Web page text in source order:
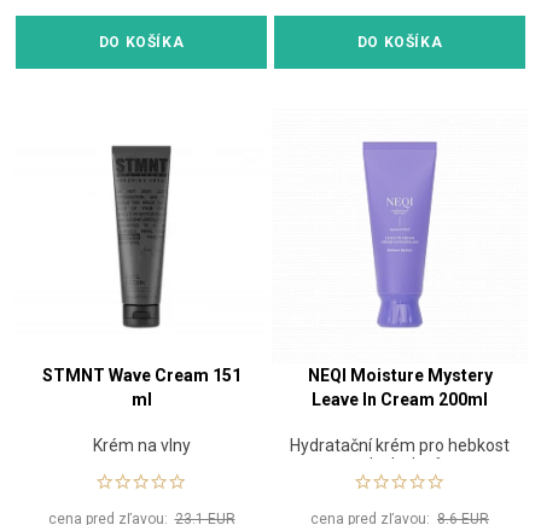
DO KOŠÍKA DO KOŠÍKA
STMNT Wave Cream 151
ml
Krém na vlny
cena pred zľavou:23.1 EUR
NEQI Moisture Mystery
Leave In Cream 200ml
Hydratační krém pro hebkost
a lesk vlasů
cena pred zľavou: 8.6 EUR